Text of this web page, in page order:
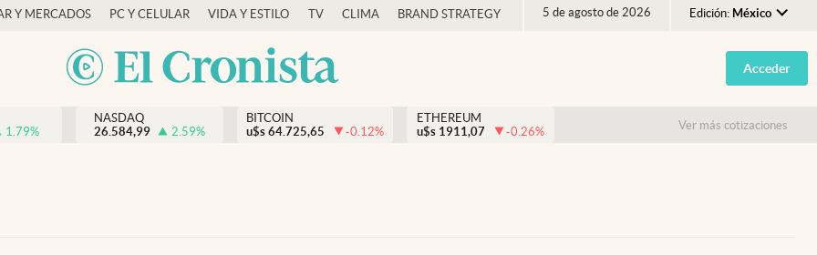
Y MERCADOS PC Y CELULAR VIDA Y ESTILO TV CLIMA BRAND STRATEGY 5 de agosto de 2026 Edición: México
Argentina
España
USA
Acceder
1.79%
NASDAQ
26.584,99
2.59%
BITCOIN
u$s 64.725,65 -0.12%
ETHEREUM
u$s 1911,07 -0.26% Ver más cotizaciones